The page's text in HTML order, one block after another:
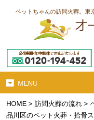
ペットちゃんの訪問火葬。東
MENU
HOME > 訪問火葬の流れ >
品川区のペット火葬・拾骨